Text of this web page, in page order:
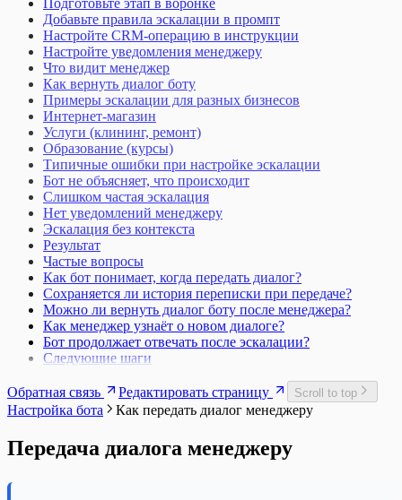
Подготовьте этап в воронке
Добавьте правила эскалации в промпт
Настройте CRM-операцию в инструкции
Настройте уведомления менеджеру
Что видит менеджер
Как вернуть диалог боту
Примеры эскалации для разных бизнесов
Интернет-магазин
Услуги (клининг, ремонт)
Образование (курсы)
Типичные ошибки при настройке эскалации
Бот не объясняет, что происходит
Слишком частая эскалация
Нет уведомлений менеджеру
Эскалация без контекста
Результат
Частые вопросы
Как бот понимает, когда передать диалог?
Сохраняется ли история переписки при передаче?
Можно ли вернуть диалог боту после менеджера?
Как менеджер узнаёт о новом диалоге?
Бот продолжает отвечать после эскалации?
Следующие шаги
Обратная связь Редактировать страницу Scroll to top
Настройка бота Как передать диалог менеджеру
Передача диалога менеджеру